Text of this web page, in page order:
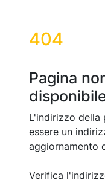
404
Pagina
L'indirizzo della
essere un
aggiornamento
Verifica